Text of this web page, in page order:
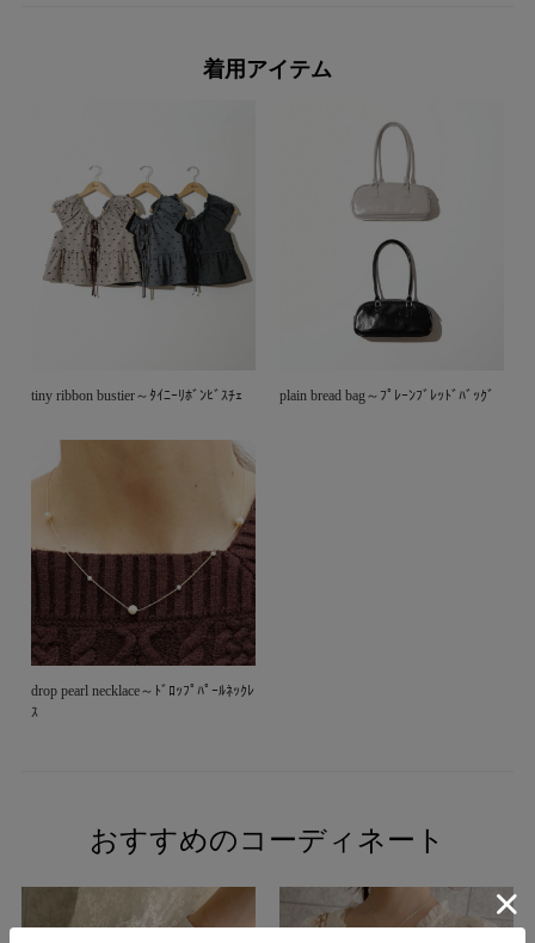
着用アイテム
tiny ribbon bustier～ﾀｲﾆｰﾘﾎﾞﾝﾋﾞｽﾁｪ plain bread bag～ﾌﾟﾚｰﾝﾌﾞﾚｯﾄﾞﾊﾞｯｸﾞ
drop pearl necklace～ﾄﾞﾛｯﾌﾟﾊﾟｰﾙﾈｯｸﾚ
ｽ
おすすめのコーディネート